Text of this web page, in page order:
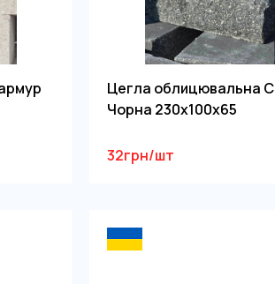
Цегла облицювальна
Чорна 230х100х65
32грн/шт